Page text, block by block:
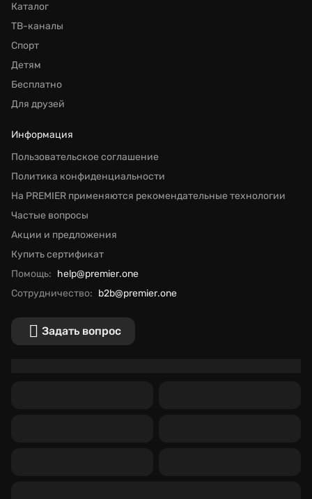
Каталог
ТВ-каналы
Спорт
Детям
Бесплатно
Для друзей
Информация
Пользовательское соглашение
Политика конфиденциальности
На PREMIER применяются рекомендательные технологии
Частые вопросы
Акции и предложения
Купить сертификат
Помощь: help@premier.one
Сотрудничество: b2b@premier.one
Задать вопрос